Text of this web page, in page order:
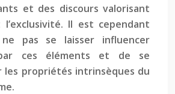
et des discours valorisant
l’exclusivité. Il est cependant
pas se laisser influencer
ces éléments et de se
les propriétés intrinsèques du